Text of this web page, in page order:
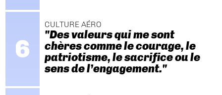
CULTURE AÉRO
"Des valeurs qui me sont
chères comme le courage, le
patriotisme, le sacrifice ou le
sens de l’engagement."